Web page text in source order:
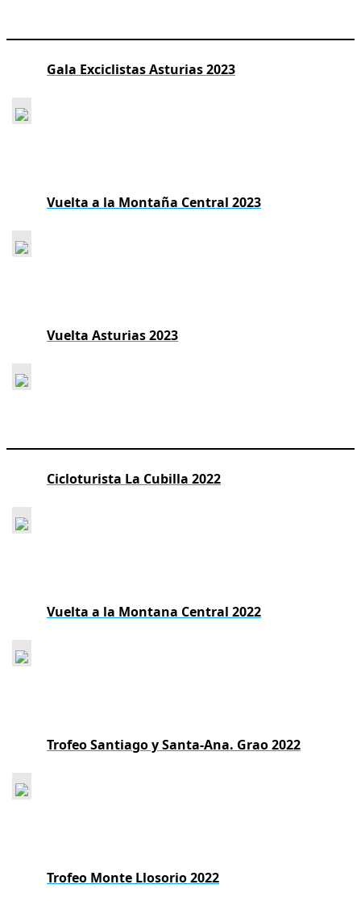
Gala Exciclistas Asturias 2023
Vuelta a la Montaña Central 2023
Vuelta Asturias 2023
Cicloturista La Cubilla 2022
Vuelta a la Montana Central 2022
Trofeo Santiago y Santa-Ana. Grao 2022
Trofeo Monte Llosorio 2022